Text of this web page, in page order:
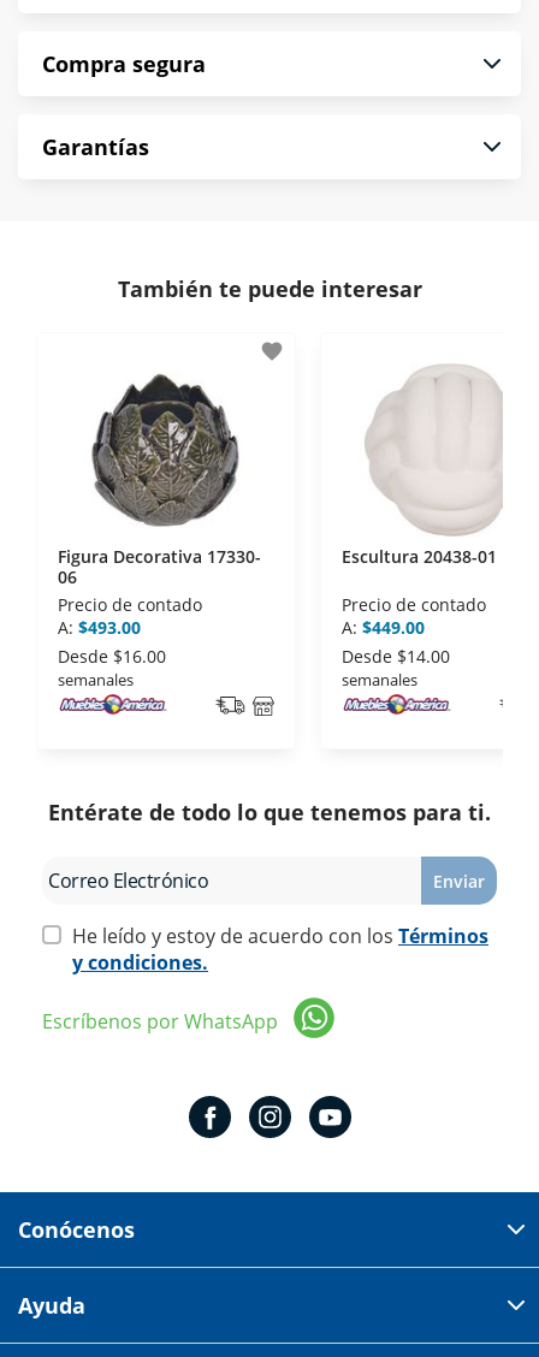
puntualmente. Al finalizar tu compra generas el
*Sujeto a aprobación de crédito conforme a
norma de Muebles América.
Compra segura
compra es segura de principio a fin.
- Certificados de seguridad SSL y Encriptación 3D.
disposiciones legales y Códigos de Ética de la
Asociación Mexicana de Internet (AIMX).
- Nos encontramos en la lista de socios Activos de
la Asociación de Internet.MX.
Garantías
También te puede interesar
favorite
Figura Decorativa 17330-
06
Precio de contado
A: $493.00
Desde $16.00
semanales
Escultura 20438-01
Precio de contado
A: $449.00
Desde $14.00
semanales
Entérate de todo lo que tenemos para ti.
Enviar
He leído y estoy de acuerdo con los Términos
y condiciones.
Escríbenos por WhatsApp
Conócenos
Av 18 de marzo # 309. Colonia la Nogalera.
Ayuda